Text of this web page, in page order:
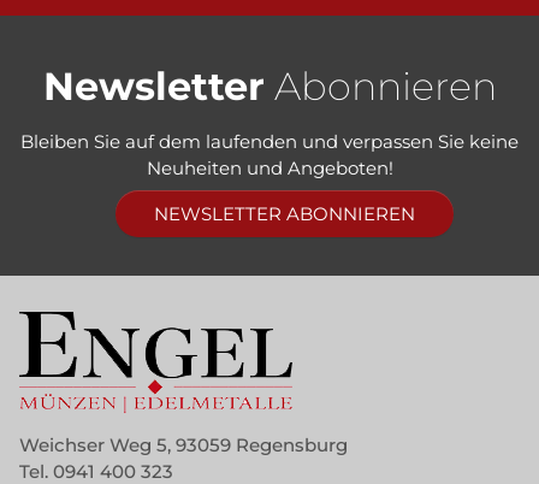
Newsletter Abonnieren
Bleiben Sie auf dem laufenden und verpassen Sie keine
Neuheiten und Angeboten!
NEWSLETTER ABONNIEREN
Weichser Weg 5, 93059 Regensburg
Tel. 0941 400 323